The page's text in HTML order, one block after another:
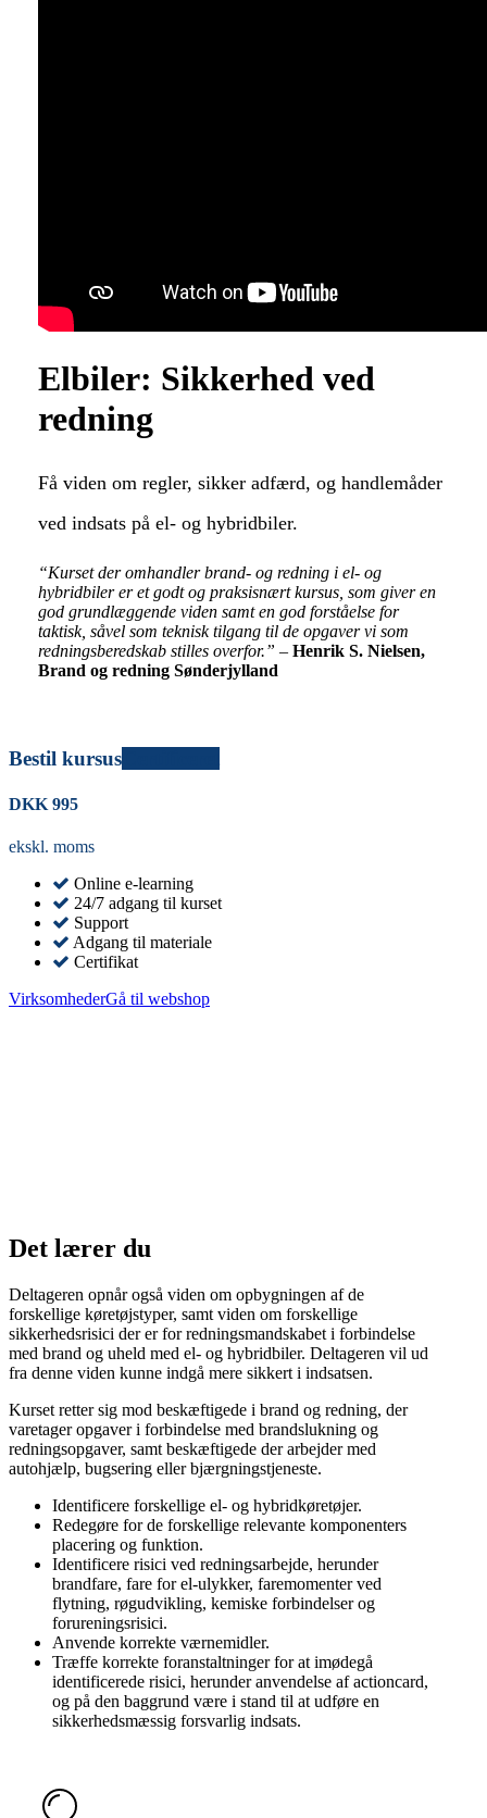
Elbiler: Sikkerhed ved
redning
Få viden om regler, sikker adfærd, og handlemåder
ved indsats på el- og hybridbiler.
“Kurset der omhandler brand- og redning i el- og
hybridbiler er et godt og praksisnært kursus, som giver en
god grundlæggende viden samt en god forståelse for
taktisk, såvel som teknisk tilgang til de opgaver vi som
redningsberedskab stilles overfor.” – Henrik S. Nielsen,
Brand og redning Sønderjylland
Bestil kursus
DKK 995
ekskl. moms
Online e-learning
24/7 adgang til kurset
Support
Adgang til materiale
Certifikat
VirksomhederGå til webshop
Det lærer du
Deltageren opnår også viden om opbygningen af de
forskellige køretøjstyper, samt viden om forskellige
sikkerhedsrisici der er for redningsmandskabet i forbindelse
med brand og uheld med el- og hybridbiler. Deltageren vil ud
fra denne viden kunne indgå mere sikkert i indsatsen.
Kurset retter sig mod beskæftigede i brand og redning, der
varetager opgaver i forbindelse med brandslukning og
redningsopgaver, samt beskæftigede der arbejder med
autohjælp, bugsering eller bjærgningstjeneste.
Identificere forskellige el- og hybridkøretøjer.
Redegøre for de forskellige relevante komponenters
placering og funktion.
Identificere risici ved redningsarbejde, herunder
brandfare, fare for el-ulykker, faremomenter ved
flytning, røgudvikling, kemiske forbindelser og
forureningsrisici.
Anvende korrekte værnemidler.
Træffe korrekte foranstaltninger for at imødegå
identificerede risici, herunder anvendelse af actioncard,
og på den baggrund være i stand til at udføre en
sikkerhedsmæssig forsvarlig indsats.